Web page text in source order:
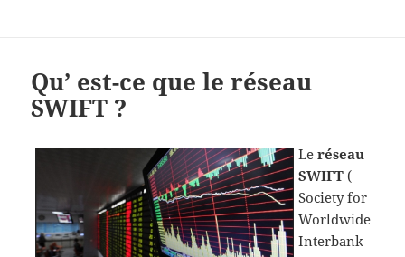
Qu’ est-ce que le réseau
SWIFT ?
Leréseau
SWIFT (
Society for
Worldwide
Interbank